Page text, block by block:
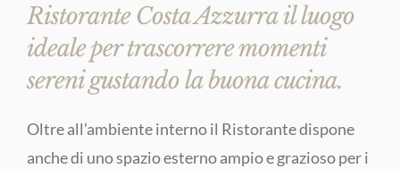
Ristorante Costa Azzurra il luogo
ideale per trascorrere momenti
sereni gustando la buona cucina.
Oltre all’ambiente interno il Ristorante dispone
anche di uno spazio esterno ampio e grazioso per i